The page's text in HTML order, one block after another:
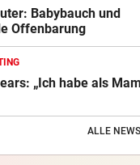
Babybauch und
Offenbarung
„Ich habe als
ALLE